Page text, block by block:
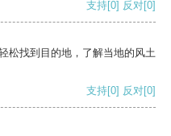
支持[0] 反对[0]
松找到目的地，了解当地的风土
支持[0] 反对[0]